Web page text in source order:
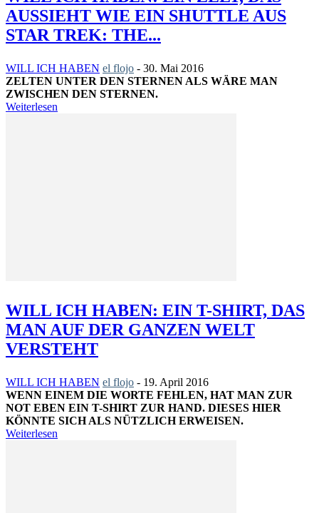
AUSSIEHT WIE EIN SHUTTLE AUS
STAR TREK: THE...
WILL ICH HABEN el flojo - 30. Mai 2016
ZELTEN UNTER DEN STERNEN ALS WÄRE MAN
ZWISCHEN DEN STERNEN.
Weiterlesen
WILL ICH HABEN: EIN T-SHIRT, DAS
MAN AUF DER GANZEN WELT
VERSTEHT
WILL ICH HABEN el flojo - 19. April 2016
WENN EINEM DIE WORTE FEHLEN, HAT MAN ZUR
NOT EBEN EIN T-SHIRT ZUR HAND. DIESES HIER
KÖNNTE SICH ALS NÜTZLICH ERWEISEN.
Weiterlesen